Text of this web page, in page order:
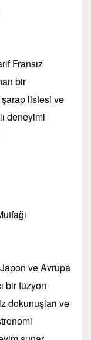
Fransız
bir
şarap listesi ve
deneyimi
ve Avrupa
bir füzyon
dokunuşları ve